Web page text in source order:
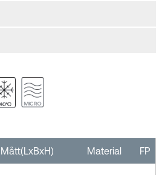
Mått(LxBxH) Material FP